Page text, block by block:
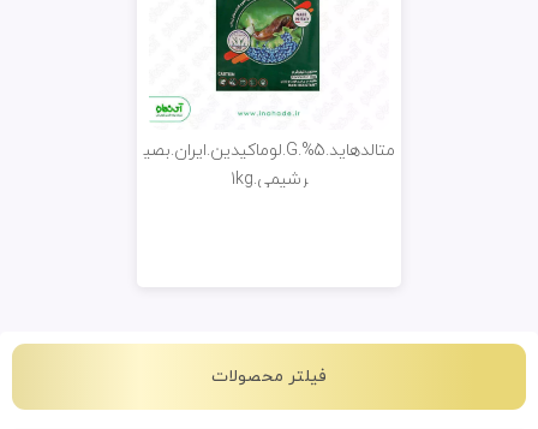
فیلتر محصولات
متالدهاید.G.%5.لوماکیدین.ایران.بصی
رشیمی.1kg